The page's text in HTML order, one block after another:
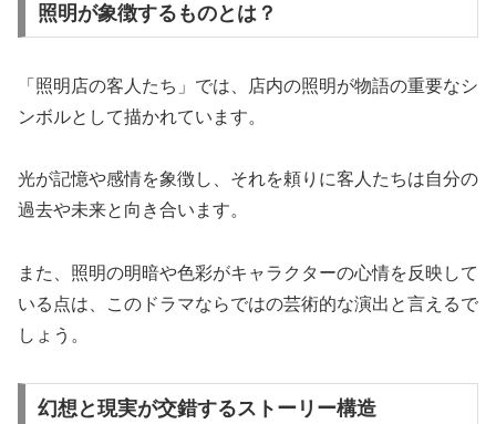
照明が象徴するものとは？
「照明店の客人たち」では、店内の照明が物語の重要なシ
ンボルとして描かれています。
光が記憶や感情を象徴し、それを頼りに客人たちは自分の
過去や未来と向き合います。
また、照明の明暗や色彩がキャラクターの心情を反映して
いる点は、このドラマならではの芸術的な演出と言えるで
しょう。
幻想と現実が交錯するストーリー構造